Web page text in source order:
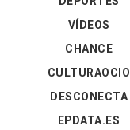
VÍDEOS
CHANCE
CULTURAOCIO
DESCONECTA
EPDATA.ES